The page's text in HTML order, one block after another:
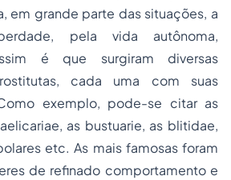
em grande parte das situações, a
pela vida autônoma,
é que surgiram diversas
cada uma com suas
exemplo, pode-se citar as
aelicariae, as bustuarie, as blitidae,
etc. As mais famosas foram
de refinado comportamento e